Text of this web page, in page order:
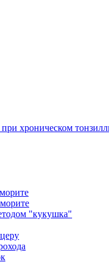
хроническом
"кукушка"